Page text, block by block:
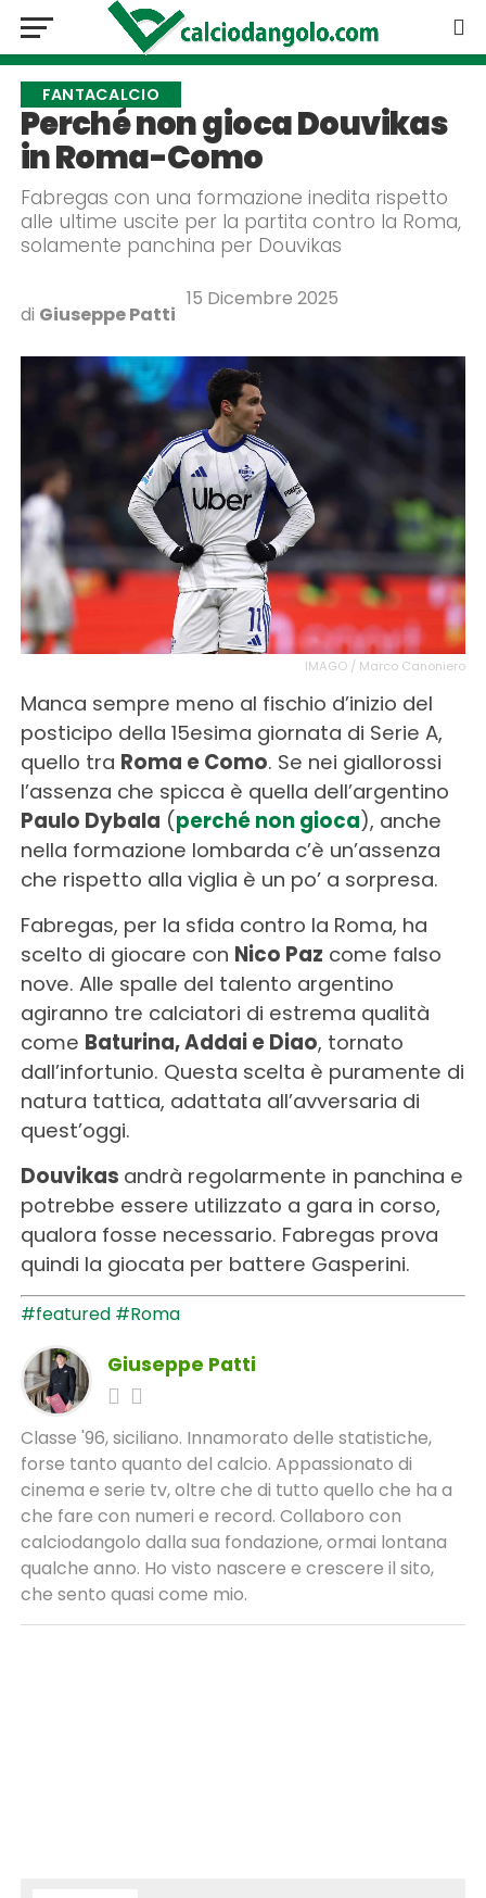
FANTACALCIO
Perché non gioca Douvikas
in Roma-Como
Fabregas con una formazione inedita rispetto
alle ultime uscite per la partita contro la Roma,
solamente panchina per Douvikas
di Giuseppe Patti
15 Dicembre 2025
IMAGO / Marco Canoniero
Manca sempre meno al fischio d’inizio del
posticipo della 15esima giornata di Serie A,
quello tra Roma e Como. Se nei giallorossi
l’assenza che spicca è quella dell’argentino
Paulo Dybala (perché non gioca), anche
nella formazione lombarda c’è un’assenza
che rispetto alla viglia è un po’ a sorpresa.
Fabregas, per la sfida contro la Roma, ha
scelto di giocare con Nico Paz come falso
nove. Alle spalle del talento argentino
agiranno tre calciatori di estrema qualità
come Baturina, Addai e Diao, tornato
dall’infortunio. Questa scelta è puramente di
natura tattica, adattata all’avversaria di
quest’oggi.
Douvikas andrà regolarmente in panchina e
potrebbe essere utilizzato a gara in corso,
qualora fosse necessario. Fabregas prova
quindi la giocata per battere Gasperini.
#featured #Roma
Giuseppe Patti
Classe '96, siciliano. Innamorato delle statistiche,
forse tanto quanto del calcio. Appassionato di
cinema e serie tv, oltre che di tutto quello che ha a
che fare con numeri e record. Collaboro con
calciodangolo dalla sua fondazione, ormai lontana
qualche anno. Ho visto nascere e crescere il sito,
che sento quasi come mio.